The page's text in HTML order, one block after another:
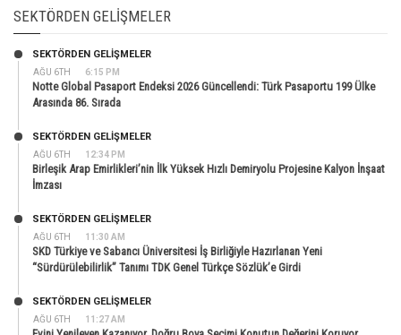
SEKTÖRDEN GELIŞMELER
AĞU 6TH 6:15 PM
SEKTÖRDEN GELIŞMELER
Notte Global Pasaport Endeksi 2026 Güncellendi: Türk Pasaportu 199 Ülke
Arasında 86. Sırada
AĞU 6TH 12:34 PM
SEKTÖRDEN GELIŞMELER
Birleşik Arap Emirlikleri’nin İlk Yüksek Hızlı Demiryolu Projesine Kalyon İnşaat
İmzası
AĞU 6TH 11:30 AM
SEKTÖRDEN GELIŞMELER
SKD Türkiye ve Sabancı Üniversitesi İş Birliğiyle Hazırlanan Yeni
“Sürdürülebilirlik” Tanımı TDK Genel Türkçe Sözlük’e Girdi
AĞU 6TH 11:27 AM
SEKTÖRDEN GELIŞMELER